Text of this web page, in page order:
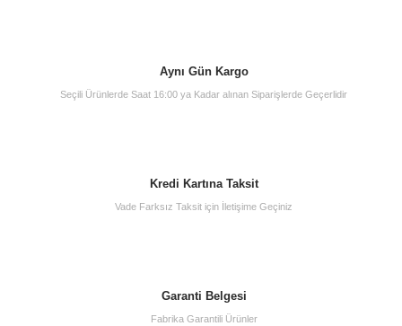
Aynı Gün Kargo
Seçili Ürünlerde Saat 16:00 ya Kadar alınan Siparişlerde Geçerlidir
Kredi Kartına Taksit
Vade Farksız Taksit için İletişime Geçiniz
Garanti Belgesi
Fabrika Garantili Ürünler